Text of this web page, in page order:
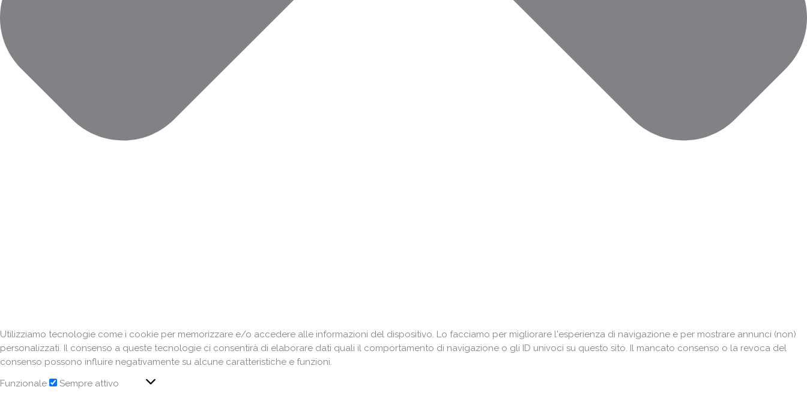
Utilizziamo tecnologie come i cookie per memorizzare e/o accedere alle informazioni del dispositivo. Lo facciamo per migliorare l'esperienza di navigazione e per mostrare annunci (non)
personalizzati. Il consenso a queste tecnologie ci consentirà di elaborare dati quali il comportamento di navigazione o gli ID univoci su questo sito. Il mancato consenso o la revoca del
consenso possono influire negativamente su alcune caratteristiche e funzioni.
Funzionale
Sempre attivo